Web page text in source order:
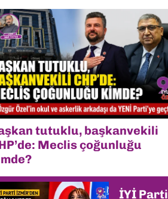
tutuklu, başkanvekili
Meclis çoğunluğu
İYİ Parti